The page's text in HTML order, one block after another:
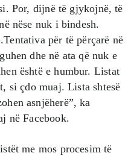
Por, dijnë të gjykojnë, të
nëse nuk i bindesh.
për të përçarë në
dhe në ata që nuk e
është e humbur. Listat
si çdo muaj. Lista shtesë
asnjëherë”, ka
në Facebook.
me mos procesim të